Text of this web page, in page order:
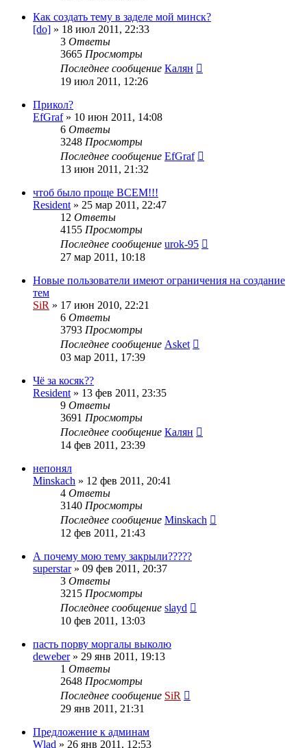
Как создать тему в заделе мой минск?
[do] » 18 июл 2011, 22:33
3 Ответы
3665 Просмотры
Последнее сообщение Калян
19 июл 2011, 12:26
Прикол?
EfGraf» 10 июн 2011, 14:08
6 Ответы
3248 Просмотры
Последнее сообщение EfGraf
13 июн 2011, 21:32
чтоб было проще ВСЕМ!!!
Resident » 25 мар 2011, 22:47
12 Ответы
4155 Просмотры
Последнее сообщение urok-95
27 мар 2011, 10:18
Новые пользователи имеют ограничения на создание
тем
SiR » 17 июн 2010, 22:21
6 Ответы
3793 Просмотры
Последнее сообщение Asket
03 мар 2011, 17:39
Чё за косяк??
Resident » 13 фев 2011, 23:35
9 Ответы
3691 Просмотры
Последнее сообщение Калян
14 фев 2011, 23:39
непонял
Minskach » 12 фев 2011, 20:41
4 Ответы
3140 Просмотры
Последнее сообщение Minskach
12 фев 2011, 21:43
А почему мою тему закрыли?????
superstar» 09 фев 2011, 20:37
3 Ответы
3215 Просмотры
Последнее сообщение slayd
10 фев 2011, 13:03
пасть порву моргалы выколю
deweber» 29 янв 2011, 19:13
1 Ответы
2648 Просмотры
Последнее сообщение SiR
29 янв 2011, 21:31
Предложение к админам
Wlad » 26 янв 2011, 12:53